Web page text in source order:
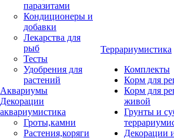
паразитами
Кондиционеры и
добавки
Лекарства для
рыб
Тесты
Удобрения для
растений
Аквариумы
Декорации
аквариумистика
Гроты,камни
Растения,коряги
Террариумистика
Комплекты
Корм для
Корм для
живой
Грунты и
Декорации